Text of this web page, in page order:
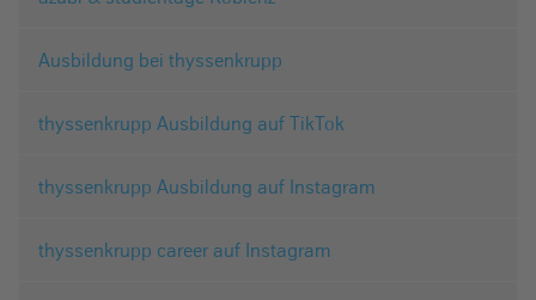
Ausbildung bei thyssenkrupp
thyssenkrupp Ausbildung auf TikTok
thyssenkrupp Ausbildung auf Instagram
thyssenkrupp career auf Instagram